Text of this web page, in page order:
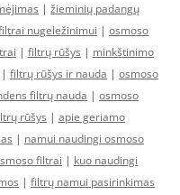
| žieminių padangų
nugeležinimui | osmoso
| filtrų rūšys | minkštinimo
| filtrų rūšys ir nauda | osmoso
filtrų nauda | osmoso
rūšys | apie geriamo
| namui naudingi osmoso
filtrai | kuo naudingi
| filtrų namui pasirinkimas